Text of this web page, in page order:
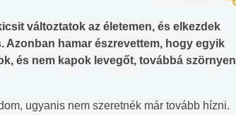
változtatok az életemen, és elkezdek
hamar észrevettem, hogy egyik
és nem kapok levegőt, továbbá szörnyen
ugyanis nem szeretnék már tovább hízni.